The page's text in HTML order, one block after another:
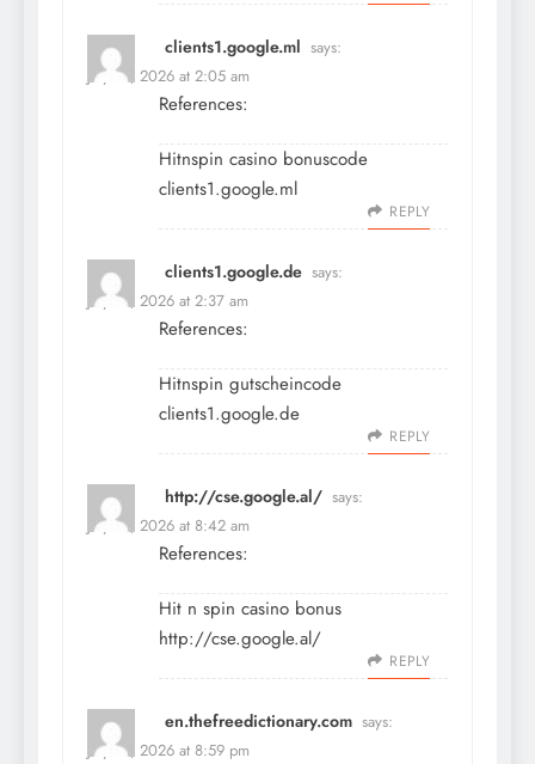
clients1.google.ml says:
July 16, 2026 at 2:05 am
References:
Hitnspin casino bonuscode
clients1.google.ml
REPLY
clients1.google.de says:
July 16, 2026 at 2:37 am
References:
Hitnspin gutscheincode
clients1.google.de
REPLY
http://cse.google.al/ says:
July 16, 2026 at 8:42 am
References:
Hit n spin casino bonus
http://cse.google.al/
REPLY
en.thefreedictionary.com says:
July 16, 2026 at 8:59 pm